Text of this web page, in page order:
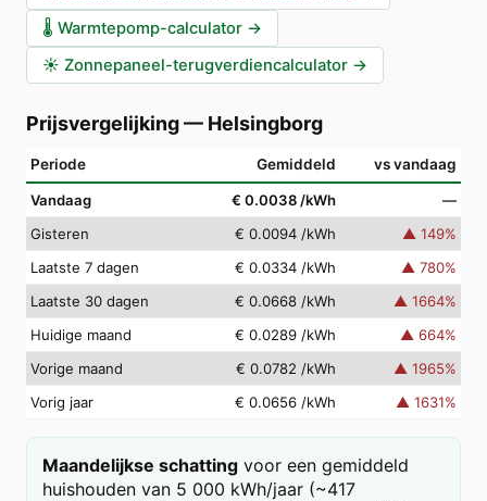
🌡️ Warmtepomp-calculator →
☀️ Zonnepaneel-terugverdiencalculator →
Prijsvergelijking— Helsingborg
Periode Gemiddeld vs vandaag
Vandaag € 0.0038 /kWh
—
Gisteren
€ 0.0094 /kWh ▲ 149%
Laatste 7 dagen
€ 0.0334 /kWh ▲ 780%
Laatste 30 dagen
€ 0.0668 /kWh ▲ 1664%
Huidige maand
€ 0.0289 /kWh ▲ 664%
Vorige maand
€ 0.0782 /kWh ▲ 1965%
Vorig jaar
€ 0.0656 /kWh ▲ 1631%
Maandelijkse schatting voor een gemiddeld
huishouden van 5 000 kWh/jaar (~417